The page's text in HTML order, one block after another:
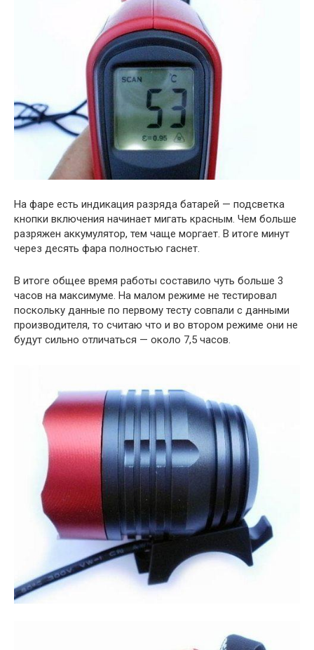
На фаре есть индикация разряда батарей — подсветка
кнопки включения начинает мигать красным. Чем больше
разряжен аккумулятор, тем чаще моргает. В итоге минут
через десять фара полностью гаснет.
В итоге общее время работы составило чуть больше 3
часов на максимуме. На малом режиме не тестировал
поскольку данные по первому тесту совпали с данными
производителя, то считаю что и во втором режиме они не
будут сильно отличаться — около 7,5 часов.